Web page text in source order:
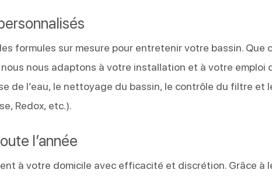
formules sur mesure pour entretenir votre bassin. Que
nous adaptons à votre installation et à votre emploi
de l’eau, le nettoyage du bassin, le contrôle du filtre et
Redox, etc.).
l’année
à votre domicile avec efficacité et discrétion. Grâce à